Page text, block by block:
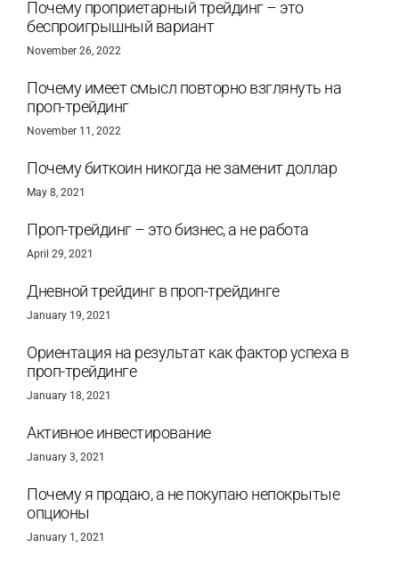
Почему проприетарный трейдинг – это
беспроигрышный вариант
November 26, 2022
Почему имеет смысл повторно взглянуть на
проп-трейдинг
November 11, 2022
Почему биткоин никогда не заменит доллар
May 8, 2021
Проп-трейдинг – это бизнес, а не работа
April 29, 2021
Дневной трейдинг в проп-трейдинге
January 19, 2021
Ориентация на результат как фактор успеха в
проп-трейдинге
January 18, 2021
Активное инвестирование
January 3, 2021
Почему я продаю, а не покупаю непокрытые
опционы
January 1, 2021